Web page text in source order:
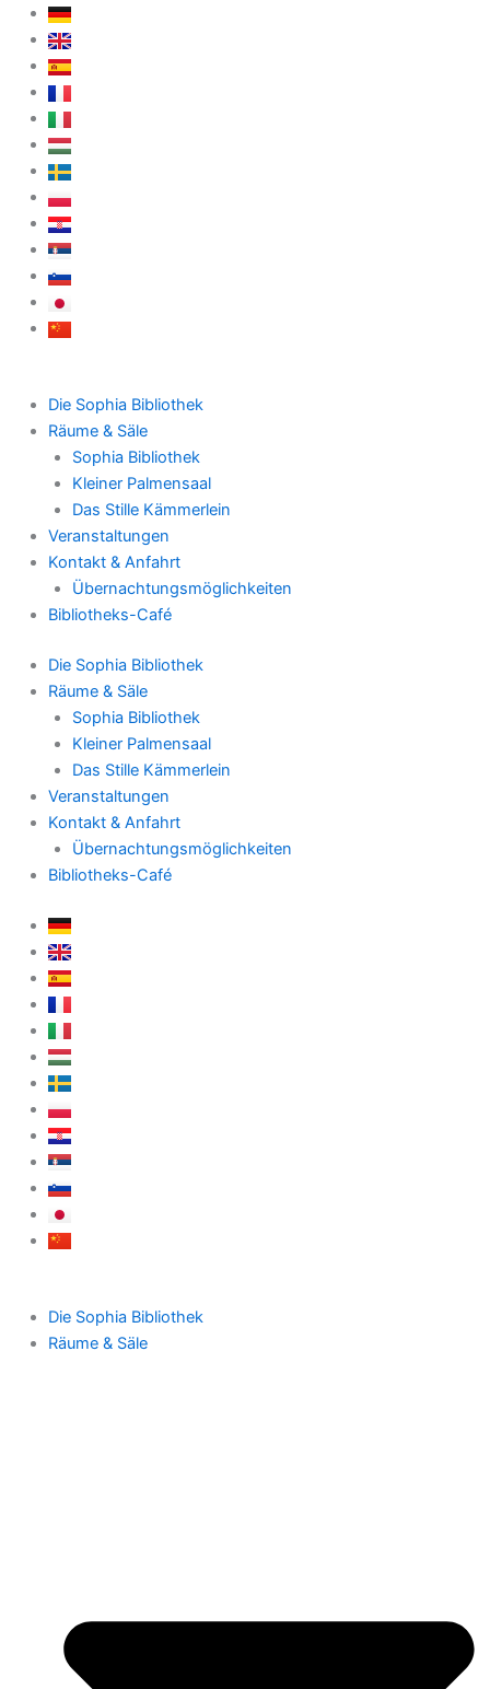
Zum
Inhalt
springen
Die Sophia Bibliothek
Räume & Säle
Sophia Bibliothek
Kleiner Palmensaal
Das Stille Kämmerlein
Veranstaltungen
Kontakt & Anfahrt
Übernachtungsmöglichkeiten
Bibliotheks-Café
Die Sophia Bibliothek
Räume & Säle
Sophia Bibliothek
Kleiner Palmensaal
Das Stille Kämmerlein
Veranstaltungen
Kontakt & Anfahrt
Übernachtungsmöglichkeiten
Bibliotheks-Café
Die Sophia Bibliothek
Räume & Säle